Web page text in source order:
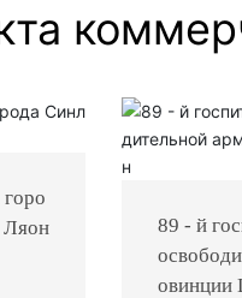
горо
Ляон
89 - й
овинции